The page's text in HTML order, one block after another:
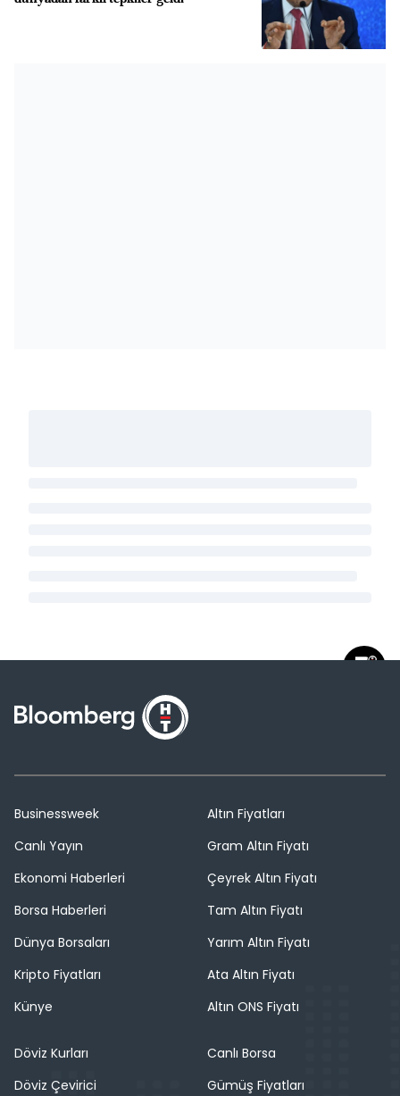
Businessweek
Canlı Yayın
Ekonomi Haberleri
Borsa Haberleri
Dünya Borsaları
Kripto Fiyatları
Künye
Altın Fiyatları
Gram Altın Fiyatı
Çeyrek Altın Fiyatı
Tam Altın Fiyatı
Yarım Altın Fiyatı
Ata Altın Fiyatı
Altın ONS Fiyatı
Döviz Kurları
Döviz Çevirici
Canlı Borsa
Gümüş Fiyatları